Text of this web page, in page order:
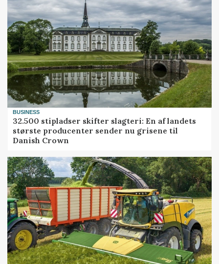
BUSINESS
32.500 stipladser skifter slagteri: En af landets
største producenter sender nu grisene til
Danish Crown